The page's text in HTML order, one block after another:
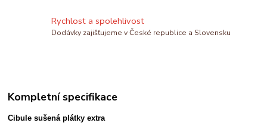
Rychlost a spolehlivost
Dodávky zajišťujeme v České republice a Slovensku
Kompletní specifikace
Cibule sušená plátky extra